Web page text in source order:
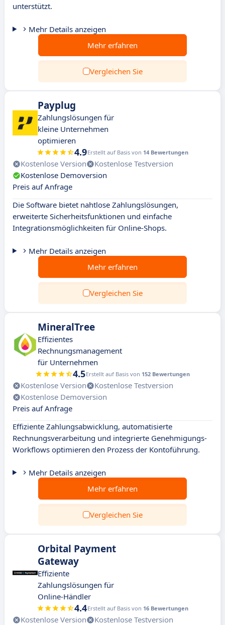
unterstützt.
Mehr Details anzeigen
Mehr erfahren
Vergleichen Sie
Payplug
Zahlungslösungen für
kleine Unternehmen
optimieren
4.9Erstellt auf Basis von 14 Bewertungen
Kostenlose Version
Kostenlose Testversion
Kostenlose Demoversion
Preis auf Anfrage
Die Software bietet nahtlose Zahlungslösungen,
erweiterte Sicherheitsfunktionen und einfache
Integrationsmöglichkeiten für Online-Shops.
Mehr Details anzeigen
Mehr erfahren
Vergleichen Sie
MineralTree
Effizientes
Rechnungsmanagement
für Unternehmen
4.5Erstellt auf Basis von 152 Bewertungen
Kostenlose Version
Kostenlose Testversion
Kostenlose Demoversion
Preis auf Anfrage
Effiziente Zahlungsabwicklung, automatisierte
Rechnungsverarbeitung und integrierte Genehmigungs-
Workflows optimieren den Prozess der Kontoführung.
Mehr Details anzeigen
Mehr erfahren
Vergleichen Sie
Orbital Payment
Gateway
Effiziente
Zahlungslösungen für
Online-Händler
4.4Erstellt auf Basis von 16 Bewertungen
Kostenlose Version
Kostenlose Testversion